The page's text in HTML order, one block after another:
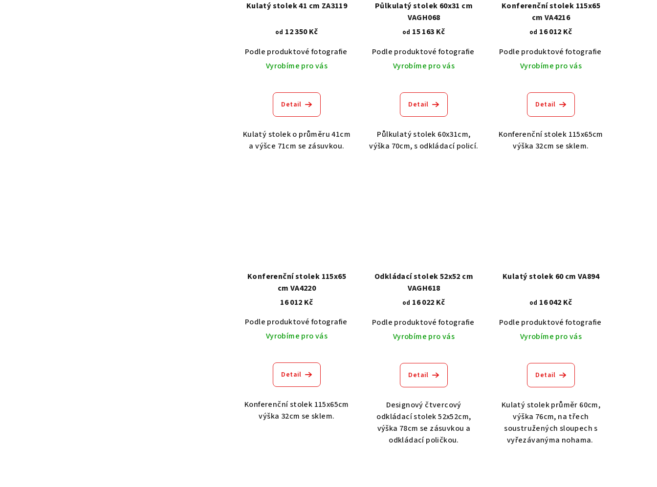
Kulatý stolek 41 cm ZA3119
od 12 350 Kč
Podle produktové fotografie
Akát vintage BT1551 Dub světlý 2209 Dub tmavý 2208 Ořech střední BT79T3
Vyrobíme pro vás
Detail
Kulatý stolek o průměru 41cm
a výšce 71cm se zásuvkou.
Půlkulatý stolek 60x31 cm
VAGH068
od 15 163 Kč
Podle produktové fotografie
Akát vintage BT1551 Dub světlý 2209
Vyrobíme pro vás
Detail
Půlkulatý stolek 60x31cm,
výška 70cm, s odkládací policí.
Konferenční stolek 115x65
cm VA4216
od 16 012 Kč
Podle produktové fotografie
Vyrobíme pro vás
Detail
Konferenční stolek 115x65cm
výška 32cm se sklem.
Konferenční stolek 115x65
cm VA4220
16 012 Kč
Podle produktové fotografie
Akát vintage BT1551 Dub světlý 2209 Dub tmavý 2208 Ořech střední BT79T3
Vyrobíme pro vás
Detail
Konferenční stolek 115x65cm
výška 32cm se sklem.
Odkládací stolek 52x52 cm
VAGH618
od 16 022 Kč
Podle produktové fotografie
Akát vintage BT1551 Dub světlý 2209
Vyrobíme pro vás
Detail
Designový čtvercový
odkládací stolek 52x52cm,
výška 78cm se zásuvkou a
odkládací poličkou.
Kulatý stolek 60 cm VA894
od 16 042 Kč
Podle produktové fotografie
Vyrobíme pro vás
Detail
Kulatý stolek průměr 60cm,
výška 76cm, na třech
soustružených sloupech s
vyřezávanýma nohama.